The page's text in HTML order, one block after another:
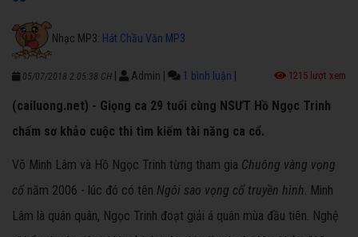
Nhạc MP3: Hát Chầu Văn MP3
05/07/2018 2:05:38 CH Admin 1 bình luận 1215 lượt xem
(cailuong.net) - Giọng ca 29 tuổi cùng NSƯT Hồ Ngọc Trinh
chấm sơ khảo cuộc thi tìm kiếm tài năng ca cổ.
Võ Minh Lâm và Hồ Ngọc Trinh từng tham gia Chuông vàng vọng
cổ năm 2006 - lúc đó có tên Ngôi sao vọng cổ truyền hình. Minh
Lâm là quán quân, Ngọc Trinh đoạt giải á quân mùa đầu tiên. Nghệ